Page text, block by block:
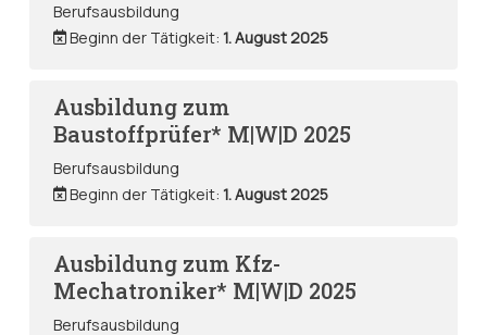
Berufsausbildung
Beginn der Tätigkeit: 1. August 2025
Ausbildung zum
Baustoffprüfer* M|W|D 2025
Berufsausbildung
Beginn der Tätigkeit: 1. August 2025
Ausbildung zum Kfz-
Mechatroniker* M|W|D 2025
Berufsausbildung